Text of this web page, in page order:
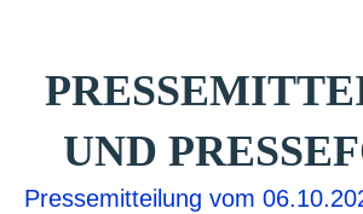
UND
Pressemitteilung vom